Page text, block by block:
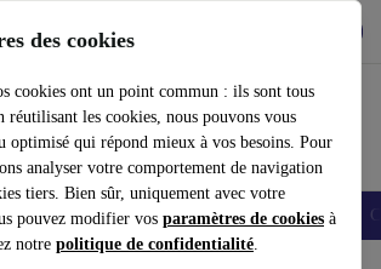
des cookies
cookies ont un point commun : ils sont tous
réutilisant les cookies, nous pouvons vous
optimisé qui répond mieux à vos besoins. Pour
analyser votre comportement de navigation
tiers. Bien sûr, uniquement avec votre
pouvez modifier vos paramètres de cookies à
notre politique de confidentialité.
rapidement et facilement
Tablettes Montres connectées Accessoires